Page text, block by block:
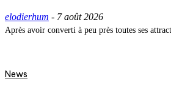
elodierhum - 7 août 2026
Après avoir converti à peu près toutes ses
News